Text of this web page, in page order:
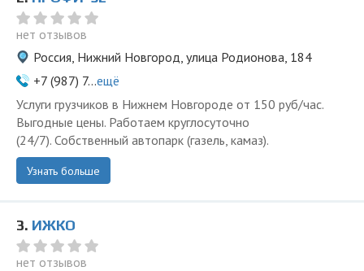
нет отзывов
Россия, Нижний Новгород, улица Родионова, 184
+7 (987) 7...ещё
Услуги грузчиков в Нижнем Новгороде от 150 руб/час.
Выгодные цены. Работаем круглосуточно
(24/7). Собственный автопарк (газель, камаз).
Узнать больше
3. ИЖКО
нет отзывов